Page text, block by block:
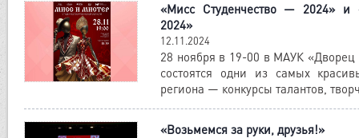
«Мисс Студенчество — 2024» и
2024»
12.11.2024
28 ноября в 19-00 в МАУК
состоятся одни из самых
региона — конкурсы талантов,
«Возьмемся за руки, друзья!»